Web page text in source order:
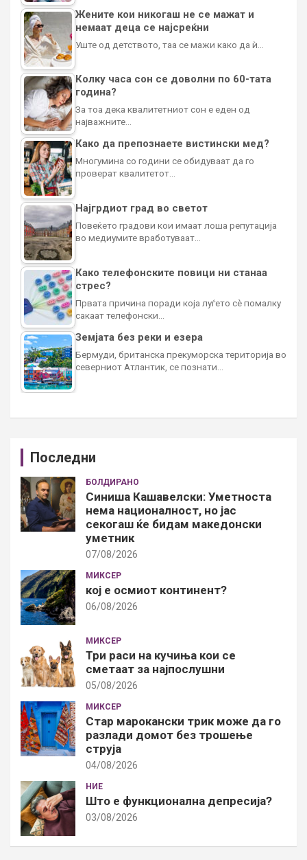
Жените кои никогаш не се мажат и
немаат деца се најсреќни
Уште од детството, таа се мажи како да ѝ…
Колку часа сон се доволни по 60-тата
година?
За тоа дека квалитетниот сон е еден од
најважните…
Како да препознаете вистински мед?
Многумина со години се обидуваат да го
проверат квалитетот…
Најгрдиот град во светот
Повеќето градови кои имаат лоша репутација
во медиумите вработуваат…
Како телефонските повици ни станаа
стрес?
Првата причина поради која луѓето сè помалку
сакаат телефонски…
Земјата без реки и езера
Бермуди, британска прекуморска територија во
северниот Атлантик, се познати…
Последни
БОЛДИРАНО
Синиша Кашавелски: Уметноста
нема националност, но јас
секогаш ќе бидам македонски
уметник
07/08/2026
МИКСЕР
кој е осмиот континент?
06/08/2026
МИКСЕР
Три раси на кучиња кои се
сметаат за најпослушни
05/08/2026
МИКСЕР
Стар марокански трик може да го
разлади домот без трошење
струја
04/08/2026
НИЕ
Што е функционална депресија?
03/08/2026